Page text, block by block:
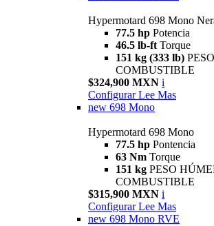
Hypermotard 698 Mono
77.5 hp Potencia
46.5 lb-ft Torque
151 kg (333 lb)
COMBUSTIBLE
$324,900 MXN i
Configurar Lee Mas
new 698 Mono
Hypermotard 698 Mono
77.5 hp Pontencia
63 Nm Torque
151 kg PESO
COMBUSTIBLE
$315,900 MXN i
Configurar Lee Mas
new 698 Mono RVE